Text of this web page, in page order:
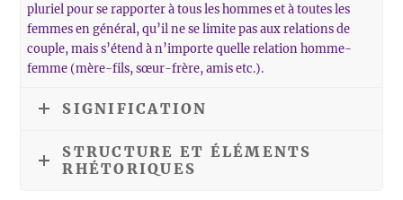
pluriel pour se rapporter à tous les hommes et à toutes les
femmes en général, qu’il ne se limite pas aux relations de
couple, mais s’étend à n’importe quelle relation homme-
femme (mère-fils, sœur-frère, amis etc.).
SIGNIFICATION
STRUCTURE ET ÉLÉMENTS
RHÉTORIQUES